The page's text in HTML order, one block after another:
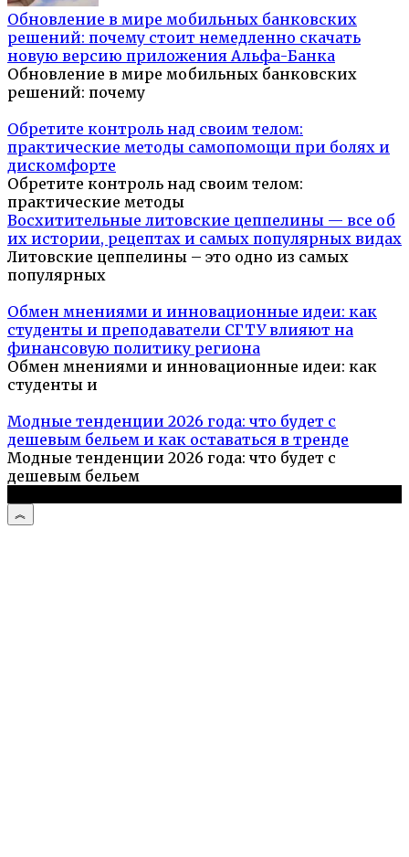
Обновление в мире мобильных банковских
решений: почему стоит немедленно скачать
новую версию приложения Альфа-Банка
Обновление в мире мобильных банковских
решений: почему
Обретите контроль над своим телом:
практические методы самопомощи при болях и
дискомфорте
Обретите контроль над своим телом:
практические методы
Восхитительные литовские цеппелины — все об
их истории, рецептах и самых популярных видах
Литовские цеппелины – это одно из самых
популярных
Обмен мнениями и инновационные идеи: как
студенты и преподаватели СГТУ влияют на
финансовую политику региона
Обмен мнениями и инновационные идеи: как
студенты и
Модные тенденции 2026 года: что будет с
дешевым бельем и как оставаться в тренде
Модные тенденции 2026 года: что будет с
дешевым бельем